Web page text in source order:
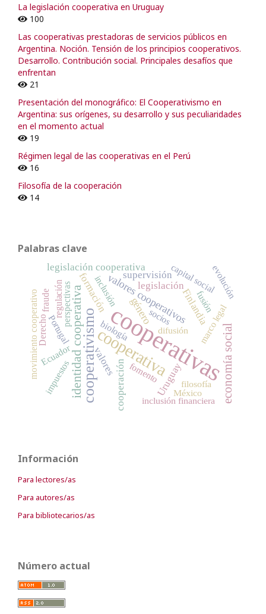
La legislación cooperativa en Uruguay
100
Las cooperativas prestadoras de servicios públicos en
Argentina. Noción. Tensión de los principios cooperativos.
Desarrollo. Contribución social. Principales desafíos que
enfrentan
21
Presentación del monográfico: El Cooperativismo en
Argentina: sus orígenes, su desarrollo y sus peculiaridades
en el momento actual
19
Régimen legal de las cooperativas en el Perú
16
Filosofía de la cooperación
14
Palabras clave
cooperativas
cooperativa
cooperativismo
identidad cooperativa economía social
género
valores cooperativos
cooperación
legislación
formación
valores
legislación cooperativa
Uruguay
Finlandia
supervisión
perspectivas
regulación
marco legal
capital social
Ecuador
fomento
movimiento cooperativo
evolución
inclusión
inclusión financiera
difusión
Portugal
impuestos
fraude
México
biología
fusión
Derecho
filosofía
socios
Información
Para lectores/as
Para autores/as
Para bibliotecarios/as
Número actual